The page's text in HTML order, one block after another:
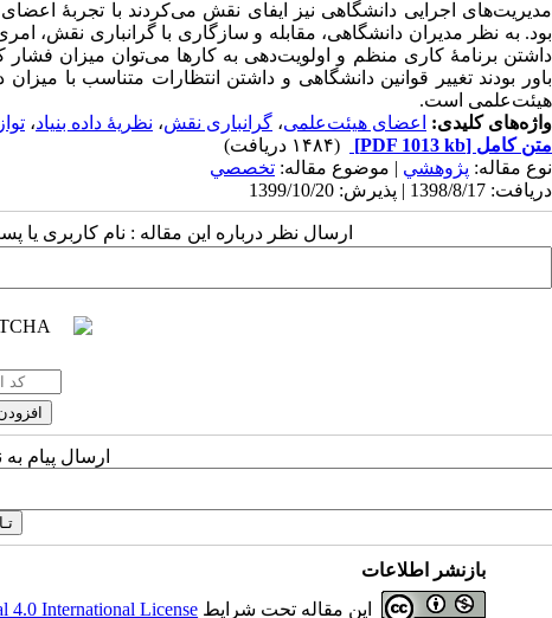
مدیریت‌های اجرایی دانشگاهی نیز ایفای نقش می‌کردند با تجربۀ
بود. به نظر مدیران دانشگاهی، مقابله و سازگاری با گرانباری نقش،
داشتن برنامۀ ‌‌کاری منظم و اولویت‌دهی به کارها می‌توان میزان
باور بودند تغییر قوانین دانشگاهی و داشتن انتظارات متناسب با
هیئت‌علمی است.
واژه‌های کلیدی:
اعضای هیئت‌علمی، گرانباری نقش، نظریۀ داده بنیاد،
متن کامل [PDF 1013 kb]
(۱۴۸۴ دریافت)
نوع مقاله: پژوهشي | موضوع مقاله: تخصصي
دریافت: 1398/8/17 | پذیرش: 1399/10/20
ارسال نظر درباره این مقاله : نام کاربری یا
ارسال پیام
بازنشر اطلاعات
این مقاله تحت شرایط 4.0 International License